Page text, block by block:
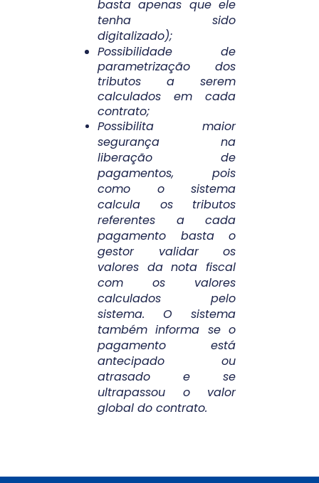
basta apenas que ele
tenha sido
digitalizado);
Possibilidade de
parametrização dos
tributos a serem
calculados em cada
contrato;
Possibilita maior
segurança na
liberação de
pagamentos, pois
como o sistema
calcula os tributos
referentes a cada
pagamento basta o
gestor validar os
valores da nota fiscal
com os valores
calculados pelo
sistema. O sistema
também informa se o
pagamento está
antecipado ou
atrasado e se
ultrapassou o valor
global do contrato.